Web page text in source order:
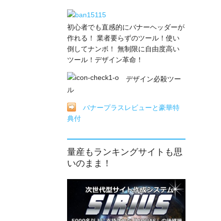
初心者でも直感的にバナーヘッダーが
作れる！ 業者要らずのツール！使い
倒してナンボ！ 無制限に自由度高い
ツール！デザイン革命！
デザイン必殺ツー
ル
バナープラスレビューと豪華特
典付
量産もランキングサイトも思
いのまま！